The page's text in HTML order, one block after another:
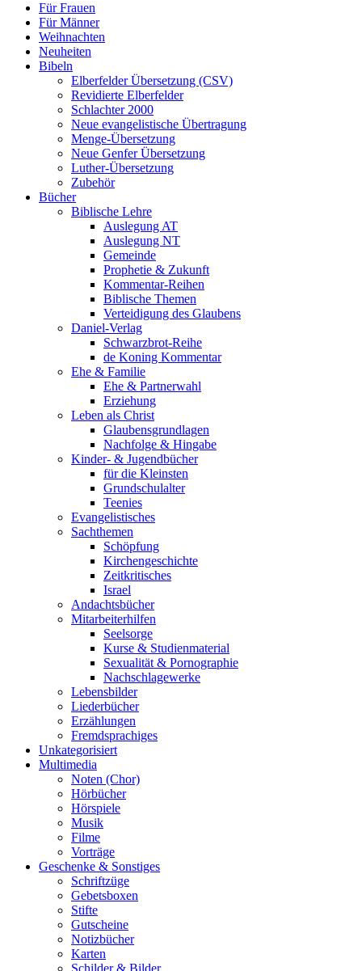
Für Frauen
Für Männer
Weihnachten
Neuheiten
Bibeln
Elberfelder Übersetzung (CSV)
Revidierte Elberfelder
Schlachter 2000
Neue evangelistische Übertragung
Menge-Übersetzung
Neue Genfer Übersetzung
Luther-Übersetzung
Zubehör
Bücher
Biblische Lehre
Auslegung AT
Auslegung NT
Gemeinde
Prophetie & Zukunft
Kommentar-Reihen
Biblische Themen
Verteidigung des Glaubens
Daniel-Verlag
Schwarzbrot-Reihe
de Koning Kommentar
Ehe & Familie
Ehe & Partnerwahl
Erziehung
Leben als Christ
Glaubensgrundlagen
Nachfolge & Hingabe
Kinder- & Jugendbücher
für die Kleinsten
Grundschulalter
Teenies
Evangelistisches
Sachthemen
Schöpfung
Kirchengeschichte
Zeitkritisches
Israel
Andachtsbücher
Mitarbeiterhilfen
Seelsorge
Kurse & Studienmaterial
Sexualität & Pornographie
Nachschlagewerke
Lebensbilder
Liederbücher
Erzählungen
Fremdsprachiges
Unkategorisiert
Multimedia
Noten (Chor)
Hörbücher
Hörspiele
Musik
Filme
Vorträge
Geschenke & Sonstiges
Schriftzüge
Gebetsboxen
Stifte
Gutscheine
Notizbücher
Karten
Schilder & Bilder